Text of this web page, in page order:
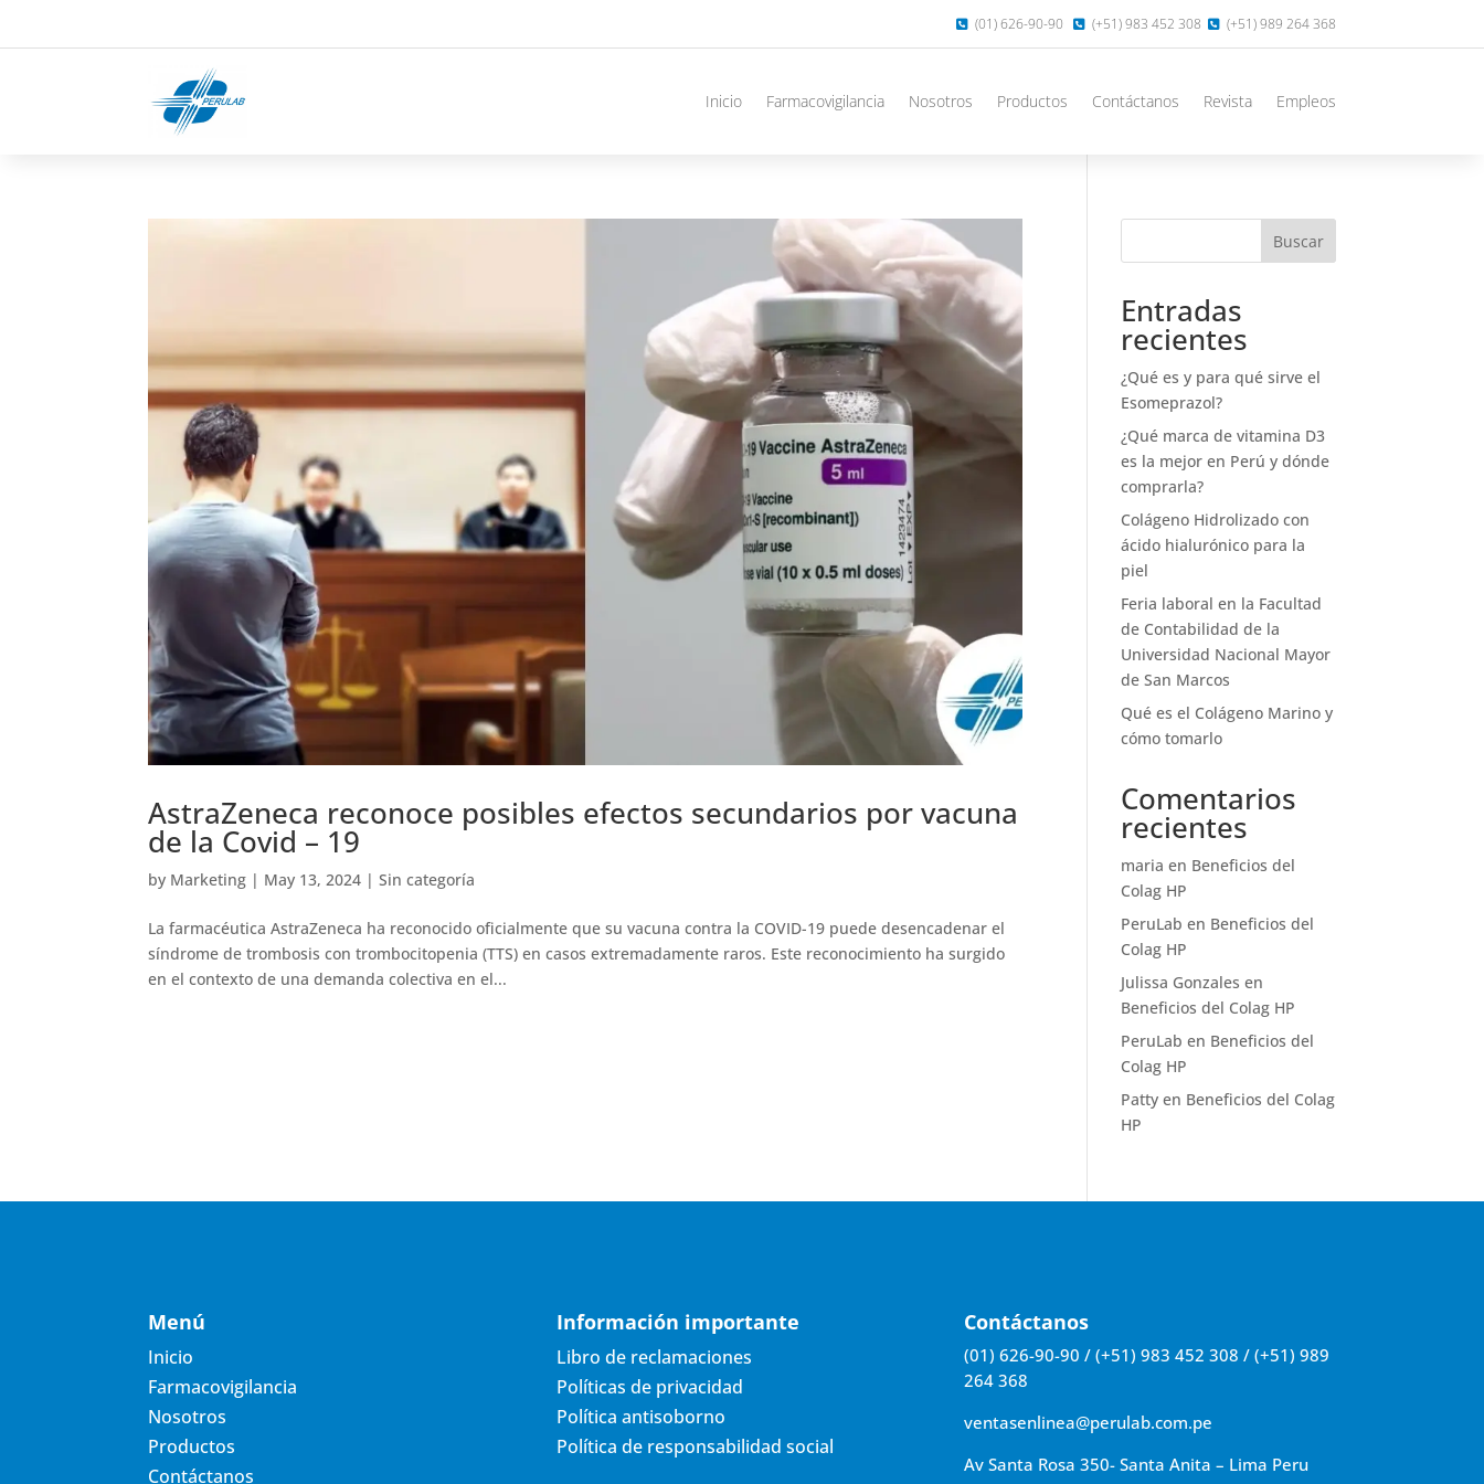
(01) 626-90-90 (+51) 983 452 308 (+51) 989 264 368
Inicio Farmacovigilancia Nosotros Productos Contáctanos Revista Empleos
AstraZeneca reconoce posibles efectos secundarios por vacuna
de la Covid – 19
by Marketing | May 13, 2024 |Sin categoría
La farmacéutica AstraZeneca ha reconocido oficialmente que su vacuna contra la COVID-19 puede desencadenar el
síndrome de trombosis con trombocitopenia (TTS) en casos extremadamente raros. Este reconocimiento ha surgido
en el contexto de una demanda colectiva en el...
Buscar
Entradas
recientes
¿Qué es y para qué sirve el
Esomeprazol?
¿Qué marca de vitamina D3
es la mejor en Perú y dónde
comprarla?
Colágeno Hidrolizado con
ácido hialurónico para la
piel
Feria laboral en la Facultad
de Contabilidad de la
Universidad Nacional Mayor
de San Marcos
Qué es el Colágeno Marino y
cómo tomarlo
Comentarios
recientes
maria en Beneficios del
Colag HP
PeruLab en Beneficios del
Colag HP
Julissa Gonzales en
Beneficios del Colag HP
PeruLab en Beneficios del
Colag HP
Patty en Beneficios del Colag
HP
Menú
Inicio
Farmacovigilancia
Nosotros
Productos
Contáctanos
Información importante
Libro de reclamaciones
Políticas de privacidad
Política antisoborno
Política de responsabilidad social
Contáctanos
(01) 626-90-90 / (+51) 983 452 308 / (+51) 989
264 368
ventasenlinea@perulab.com.pe
Av Santa Rosa 350- Santa Anita – Lima Peru